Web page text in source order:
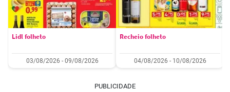
Lidl folheto
03/08/2026 - 09/08/2026
Recheio folheto
04/08/2026 - 10/08/2026
PUBLICIDADE